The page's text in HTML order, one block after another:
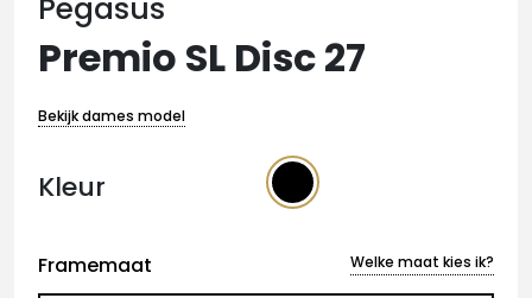
Pegasus
Premio SL Disc 27
Bekijk dames model
Kleur
Framemaat Welke maat kies ik?